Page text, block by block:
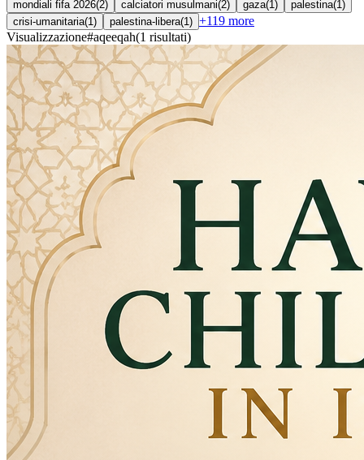
mondiali fifa 2026(2) calciatori musulmani(2) gaza(1 ) palestina(1 )
crisi-umanitaria(1 ) palestina-libera(1 ) +119 more
Visualizzazione#aqeeqah(1 risultati)